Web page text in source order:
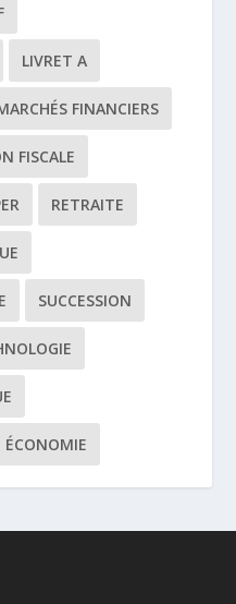
LIVRET A
FINANCIERS
FISCALE
RETRAITE
SUCCESSION
ÉCONOMIE